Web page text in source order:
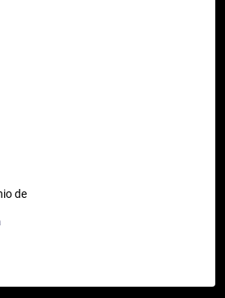
de